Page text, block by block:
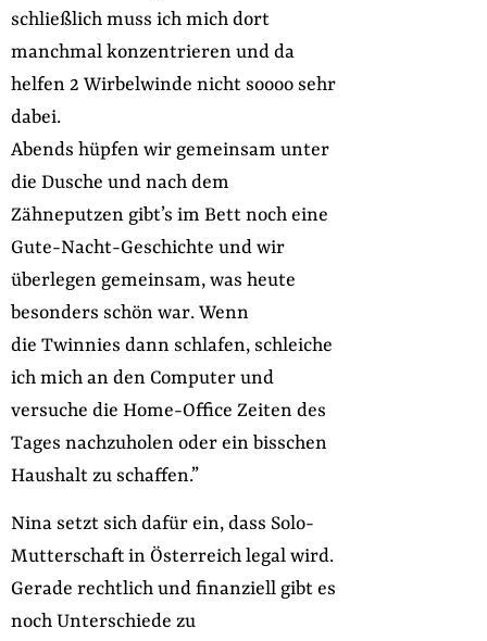
schließlich muss ich mich dort
manchmal konzentrieren und da
helfen 2 Wirbelwinde nicht soooo sehr
dabei.
Abends hüpfen wir gemeinsam unter
die Dusche und nach dem
Zähneputzen gibt’s im Bett noch eine
Gute-Nacht-Geschichte und wir
überlegen gemeinsam, was heute
besonders schön war. Wenn
die Twinnies dann schlafen, schleiche
ich mich an den Computer und
versuche die Home-Office Zeiten des
Tages nachzuholen oder ein bisschen
Haushalt zu schaffen.”
Nina setzt sich dafür ein, dass Solo-
Mutterschaft in Österreich legal wird.
Gerade rechtlich und finanziell gibt es
noch Unterschiede zu